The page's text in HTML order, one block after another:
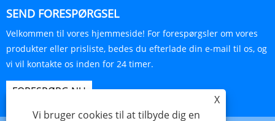
SEND FORESPØRGSEL
Velkommen til vores hjemmeside! For forespørgsler om vores
produkter eller prisliste, bedes du efterlade din e-mail til os, og
vi vil kontakte os inden for 24 timer.
FORESPØRG NU
X
Vi bruger cookies til at tilbyde dig en